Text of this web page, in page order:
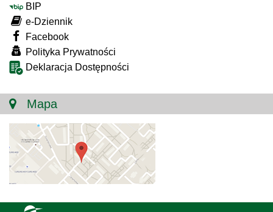
BIP
e-Dziennik
Facebook
Polityka Prywatności
Deklaracja Dostępności
Mapa